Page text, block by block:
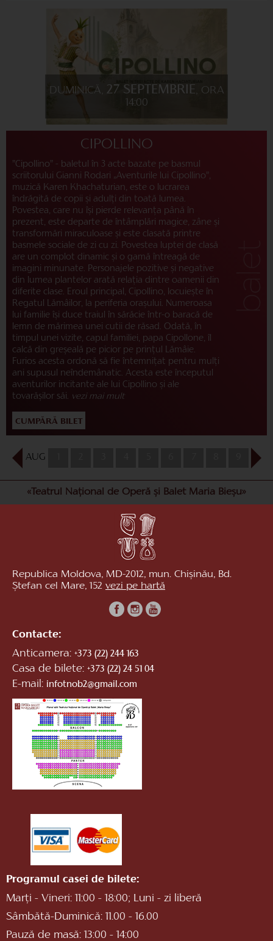
CIPOLLINO
”Cipollino” - baletul în 3 acte bazate pe basmul
scriitorului Gianni Rodari „Aventurile lui Cipollino”,
muzică Karen Khachaturian, este o lucrarea
îndrăgită de copii și adulți din toată lumea.
Povestea, care nu își pierde relevanța până în
prezent, este departe de întâmplări magice, zâne și
transformări miraculoase și este clasată printre
basmele sociale de zi cu zi. Povestea luptei de clasă
are un complot dinamic și o gamă întreagă de
imagini minunate. Personajele pozitive și negative
din lumea plantelor arată relația dintre oamenii din
diferite clase. Eroul principal, Cipollino, locuiește în
Regatul Lămâilor, la periferia orașului. Numeroasa
lui familie își duce traiul în sărăcie într-o baracă de
lemn de mărimea unei cutii de răsad. Odată, în
timpul unei vizite, capul familiei, papa Cipollone, îl
calcă din greșeală pe picior pe prințul Lămâie.
Furios acesta ordonă să fie întemnițat pentru mulți
ani supusul neîndemânatic. Acesta este începutul
aventurilor incitante ale lui Cipollino și ale
tovarășilor săi. vezi mai mult
CUMPĂRĂ BILET
DUMINICĂ, 27 SEPTEMBRIE, ORA
14:00
AUG 10
«Teatrul Național de Operă și Balet Maria Bieșu»
Republica Moldova, MD-2012, mun. Chișinău, Bd.
Ștefan cel Mare, 152 vezi pe hartă
Contacte:
Anticamera: +373 (22) 244 163
Casa de bilete: +373 (22) 24 51 04
E-mail: infotnob2@gmail.com
Programul casei de bilete:
Marți - Vineri: 11:00 - 18:00; Luni - zi liberă
Sâmbătă-Duminică: 11.00 - 16.00
Pauză de masă: 13:00 - 14:00